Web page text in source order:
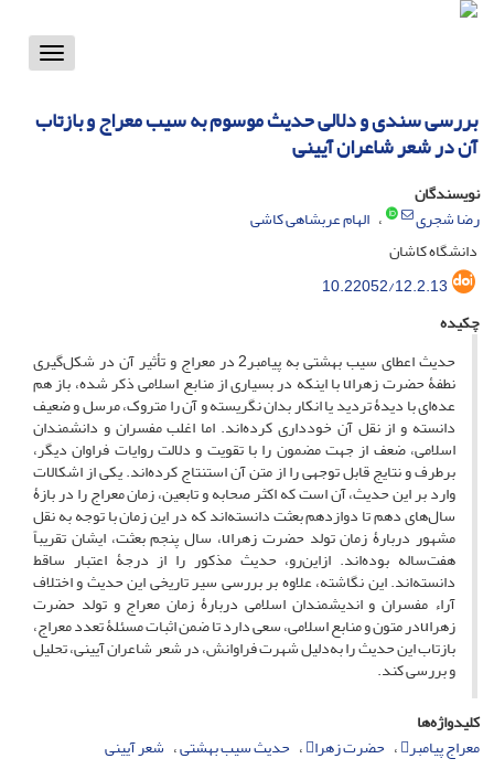
Toggle
بررسی سندی و دلالی حدیث موسوم به سیب معراج و بازتاب
آن در شعر شاعران آیینی
نویسندگان
رضا شجری
الهام عربشاهی کاشی
دانشگاه کاشان
10.22052/12.2.13
چکیده
حدیث اعطای سیب بهشتی به پیامبر2 در معراج و تأثیر آن در شکل‌گیری
نطفۀ حضرت زهراu با اینکه در بسیاری از منابع اسلامی ذکر شده، باز هم
عده‌ای با دیدۀ تردید یا انکار بدان نگریسته و آن را متروک، مرسل و ضعیف
دانسته و از نقل آن خودداری کرده‌اند. اما اغلب مفسران و دانشمندان
اسلامی، ضعف از جهت مضمون را با تقویت و دلالت روایات فراوان دیگر،
برطرف و نتایج قابل توجهی را از متن آن استنتاج کرده‌اند. یکی از اشکالات
وارد بر این حدیث، آن است که اکثر صحابه و تابعین، زمان معراج را در بازۀ
سال‌های دهم تا دوازدهم بعثت دانسته‌اند که در این زمان با توجه به نقل
مشهور دربارۀ زمان تولد حضرت زهراu، سال پنجم بعثت، ایشان تقریباً
هفت‌ساله بوده‌اند. ازاین‌رو، حدیث مذکور را از درجۀ اعتبار ساقط
دانسته‌اند. این نگاشته، علاوه بر بررسی سیر تاریخی این حدیث و اختلاف
آراء مفسران و اندیشمندان اسلامی دربارۀ زمان معراج و تولد حضرت
زهراuدر متون و منابع اسلامی، سعی دارد تا ضمن اثبات مسئلۀ تعدد معراج،
بازتاب این حدیث را به‌دلیل شهرت فراوانش، در شعر شاعران آیینی، تحلیل
و بررسی کند.
کلیدواژه‌ها
معراج پیامبر
حضرت زهرا حدیث سیب بهشتی شعر آیینی